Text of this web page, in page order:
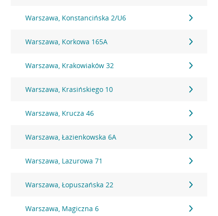
Warszawa, Konstancińska 2/U6
Warszawa, Korkowa 165A
Warszawa, Krakowiaków 32
Warszawa, Krasińskiego 10
Warszawa, Krucza 46
Warszawa, Łazienkowska 6A
Warszawa, Lazurowa 71
Warszawa, Łopuszańska 22
Warszawa, Magiczna 6